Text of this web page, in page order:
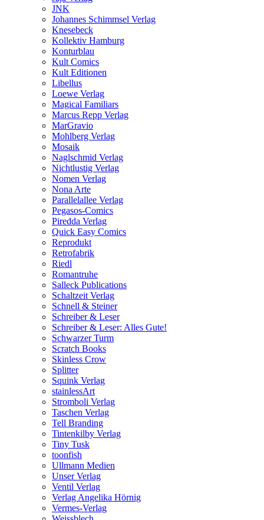
JNK
Johannes Schimmsel Verlag
Knesebeck
Kollektiv Hamburg
Konturblau
Kult Comics
Kult Editionen
Libellus
Loewe Verlag
Magical Familiars
Marcus Repp Verlag
MarGravio
Mohlberg Verlag
Mosaik
Naglschmid Verlag
Nichtlustig Verlag
Nomen Verlag
Nona Arte
Parallelallee Verlag
Pegasos-Comics
Piredda Verlag
Quick Easy Comics
Reprodukt
Retrofabrik
Riedl
Romantruhe
Salleck Publications
Schaltzeit Verlag
Schnell & Steiner
Schreiber & Leser
Schreiber & Leser: Alles Gute!
Schwarzer Turm
Scratch Books
Skinless Crow
Splitter
Squink Verlag
stainlessArt
Stromboli Verlag
Taschen Verlag
Tell Branding
Tintenkilby Verlag
Tiny Tusk
toonfish
Ullmann Medien
Unser Verlag
Ventil Verlag
Verlag Angelika Hörnig
Vermes-Verlag